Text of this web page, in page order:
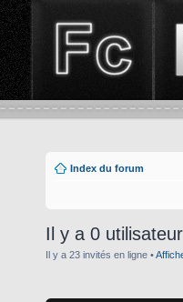
Index du forum
Il y a 0
Il y a 23 invités en ligne •